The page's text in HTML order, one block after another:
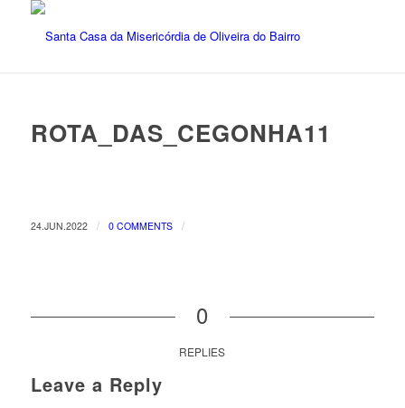
ROTA_DAS_CEGONHA11
24.JUN.2022 / 0 COMMENTS /
0
REPLIES
Leave a Reply